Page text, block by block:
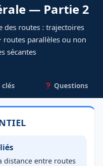
— Partie 2
des routes : trajectoires
routes parallèles ou non
sécantes
clés Questions
distance entre routes